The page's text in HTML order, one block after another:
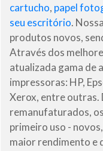
cartucho, papel
seu escritório.
produtos novos,
Através dos
atualizada gama de
impressoras: HP,
Xerox, entre
remanufaturados,
primeiro uso -
maior rendimento e